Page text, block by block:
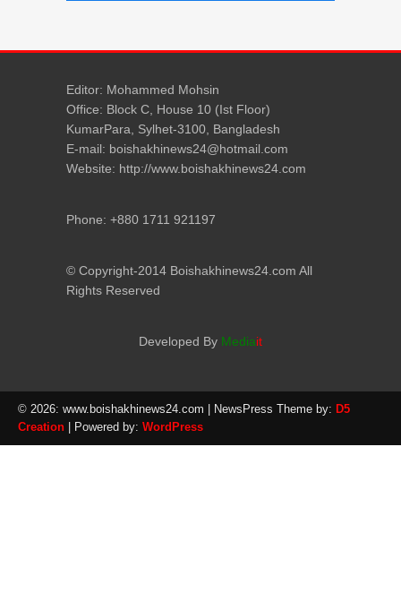
Editor: Mohammed Mohsin
Office: Block C, House 10 (Ist Floor)
KumarPara, Sylhet-3100, Bangladesh
E-mail: boishakhinews24@hotmail.com
Website: http://www.boishakhinews24.com
Phone: +880 1711 921197
© Copyright-2014 Boishakhinews24.com All
Rights Reserved
Developed By Mediait
© 2026: www.boishakhinews24.com | NewsPress Theme by: D5
Creation | Powered by: WordPress